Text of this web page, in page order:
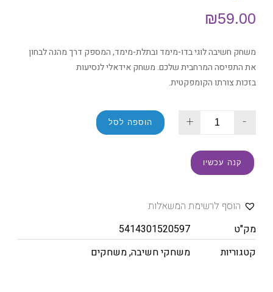
₪59.00
משחק חשיבה לוגי בדו-מימד ובתלת-מימד, המספק דרך מהנה לבחון
את התפיסה המרחבית שלכם. משחק אידאלי לנסיעות
בזכות צורתו הקומפקטית.
-
+ הוספה לסל
קנה עכשיו
הוסף לרשימת המשאלות
מק"ט
5414301520597
קטגוריות
משחקי חשיבה,משחקים